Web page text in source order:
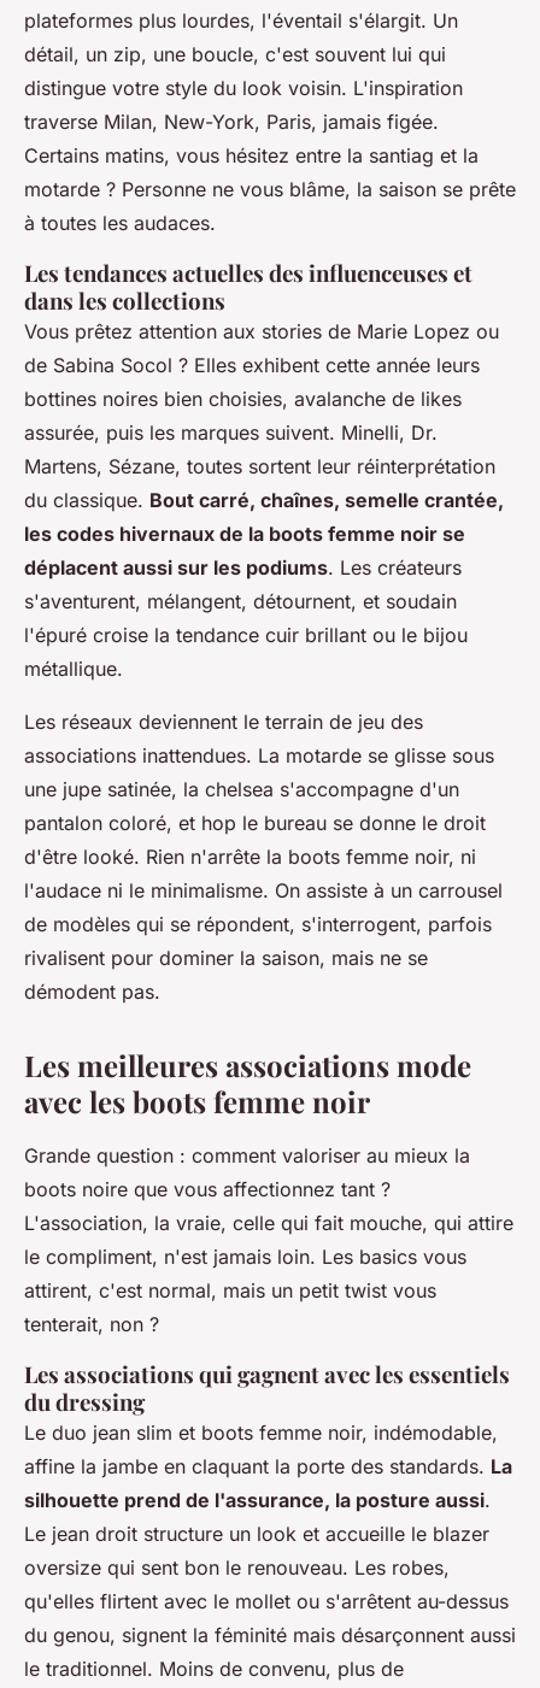
plateformes plus lourdes, l'éventail s'élargit. Un
détail, un zip, une boucle, c'est souvent lui qui
distingue votre style du look voisin. L'inspiration
traverse Milan, New-York, Paris, jamais figée.
Certains matins, vous hésitez entre la santiag et la
motarde ? Personne ne vous blâme, la saison se prête
à toutes les audaces.
Les tendances actuelles des influenceuses et
dans les collections
Vous prêtez attention aux stories de Marie Lopez ou
de Sabina Socol ? Elles exhibent cette année leurs
bottines noires bien choisies, avalanche de likes
assurée, puis les marques suivent. Minelli, Dr.
Martens, Sézane, toutes sortent leur réinterprétation
du classique. Bout carré, chaînes, semelle crantée,
les codes hivernaux de la boots femme noir se
déplacent aussi sur les podiums. Les créateurs
s'aventurent, mélangent, détournent, et soudain
l'épuré croise la tendance cuir brillant ou le bijou
métallique.
Les réseaux deviennent le terrain de jeu des
associations inattendues. La motarde se glisse sous
une jupe satinée, la chelsea s'accompagne d'un
pantalon coloré, et hop le bureau se donne le droit
d'être looké. Rien n'arrête la boots femme noir, ni
l'audace ni le minimalisme. On assiste à un carrousel
de modèles qui se répondent, s'interrogent, parfois
rivalisent pour dominer la saison, mais ne se
démodent pas.
Les meilleures associations mode
avec les boots femme noir
Grande question : comment valoriser au mieux la
boots noire que vous affectionnez tant ?
L'association, la vraie, celle qui fait mouche, qui attire
le compliment, n'est jamais loin. Les basics vous
attirent, c'est normal, mais un petit twist vous
tenterait, non ?
Les associations qui gagnent avec les essentiels
du dressing
Le duo jean slim et boots femme noir, indémodable,
affine la jambe en claquant la porte des standards. La
silhouette prend de l'assurance, la posture aussi.
Le jean droit structure un look et accueille le blazer
oversize qui sent bon le renouveau. Les robes,
qu'elles flirtent avec le mollet ou s'arrêtent au-dessus
du genou, signent la féminité mais désarçonnent aussi
le traditionnel. Moins de convenu, plus de